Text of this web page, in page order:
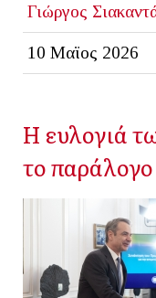
Γιώργος
10 Μαϊος 2026
Η ευλογιά
το παράλογο